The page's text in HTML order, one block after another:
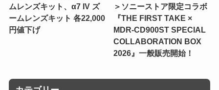
ムレンズキット、α7 IV ズ
ームレンズキット 各22,000
円値下げ
＞ソニーストア限定コラボ
『THE FIRST TAKE ×
MDR-CD900ST SPECIAL
COLLABORATION BOX
2026』一般販売開始！